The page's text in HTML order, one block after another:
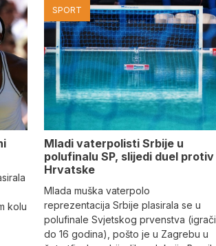
kolu
SPORT
Mladi vaterpolisti Srbije u
polufinalu SP, slijedi duel protiv
Hrvatske
Mlada muška vaterpolo
reprezentacija Srbije plasirala se u
polufinale Svjetskog prvenstva (igrači
do 16 godina), pošto je u Zagrebu u